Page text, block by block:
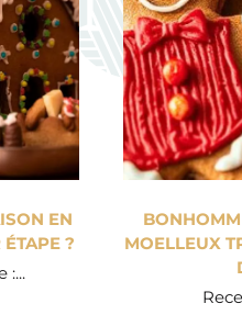
EN
ÉTAPE ?
:...
MOELLEUX